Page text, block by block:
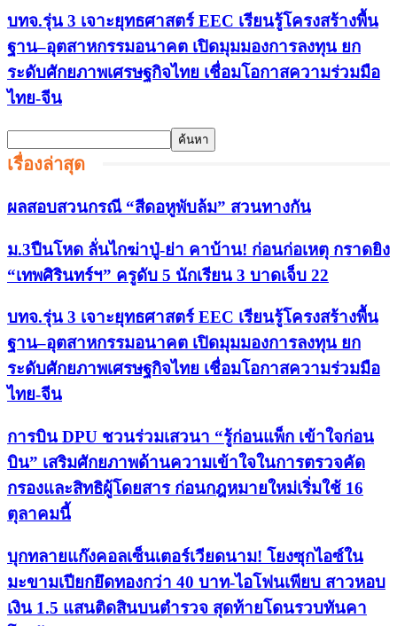
บทจ.รุ่น 3 เจาะยุทธศาสตร์ EEC เรียนรู้โครงสร้างพื้น
ฐาน–อุตสาหกรรมอนาคต เปิดมุมมองการลงทุน ยก
ระดับศักยภาพเศรษฐกิจไทย เชื่อมโอกาสความร่วมมือ
ไทย-จีน
เรื่องล่าสุด
ผลสอบสวนกรณี “สีดอหูพับล้ม” สวนทางกัน
ม.3ปืนโหด ลั่นไกฆ่าปู่-ย่า คาบ้าน! ก่อนก่อเหตุ กราดยิง
“เทพศิรินทร์ฯ” ครูดับ 5 นักเรียน 3 บาดเจ็บ 22
บทจ.รุ่น 3 เจาะยุทธศาสตร์ EEC เรียนรู้โครงสร้างพื้น
ฐาน–อุตสาหกรรมอนาคต เปิดมุมมองการลงทุน ยก
ระดับศักยภาพเศรษฐกิจไทย เชื่อมโอกาสความร่วมมือ
ไทย-จีน
การบิน DPU ชวนร่วมเสวนา “รู้ก่อนแพ็ก เข้าใจก่อน
บิน” เสริมศักยภาพด้านความเข้าใจในการตรวจคัด
กรองและสิทธิผู้โดยสาร ก่อนกฎหมายใหม่เริ่มใช้ 16
ตุลาคมนี้
บุกทลายแก๊งคอลเซ็นเตอร์เวียดนาม! โยงซุกไอซ์ใน
มะขามเปียกยึดทองกว่า 40 บาท-ไอโฟนเพียบ สาวหอบ
เงิน 1.5 แสนติดสินบนตำรวจ สุดท้ายโดนรวบทันคา